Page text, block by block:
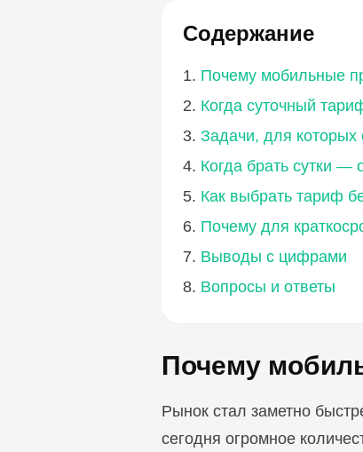
Содержание
Почему мобильные
Когда суточный
Задачи, для которых
Когда брать сутки —
Как выбрать тариф
Почему для
Выводы с цифрами
Вопросы и ответы
Почему
Рынок стал заметно
сегодня огромное